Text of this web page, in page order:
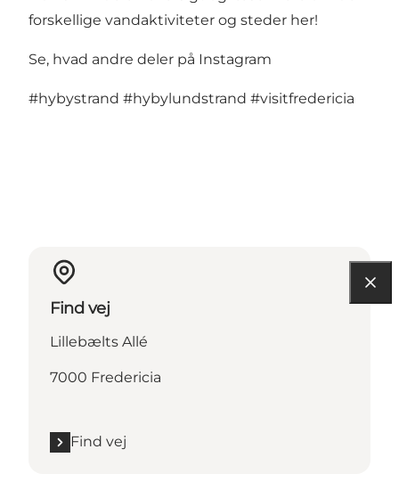
forskellige vandaktiviteter og steder her!
Se, hvad andre deler på Instagram
#hybystrand #hybylundstrand #visitfredericia
Find vej
Lillebælts Allé
7000 Fredericia
Find vej